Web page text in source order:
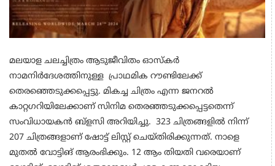
മലയാള ചലച്ചിത്രം ആടുജീവിതം ഓസ്‌കര്‍
നാമനിര്‍ദേശത്തിനുള്ള പ്രാഥമിക റൗണ്ടിലേക്ക്
തെരഞ്ഞെടുക്കപ്പെട്ടു. മികച്ച ചിത്രം എന്ന ജനറല്‍
കാറ്റഗറിയിലേക്കാണ് സിനിമ തെരഞ്ഞടുക്കപ്പെട്ടതെന്ന്
സംവിധായകന്‍ ബ്‌ളസി അറിയിച്ചു. 323 ചിത്രങ്ങളില്‍ നിന്ന്
207 ചിത്രങ്ങളാണ് ഷോട്ട് ലിസ്റ്റ് ചെയ്തിരിക്കുന്നത്. നാളെ
മുതല്‍ വോട്ടിങ് ആരംഭിക്കും. 12 ആം തിയതി വരെയാണ്